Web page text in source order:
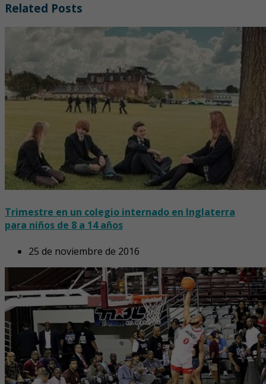
Related Posts
Trimestre en un colegio internado en Inglaterra
para niños de 8 a 14 años
25 de noviembre de 2016